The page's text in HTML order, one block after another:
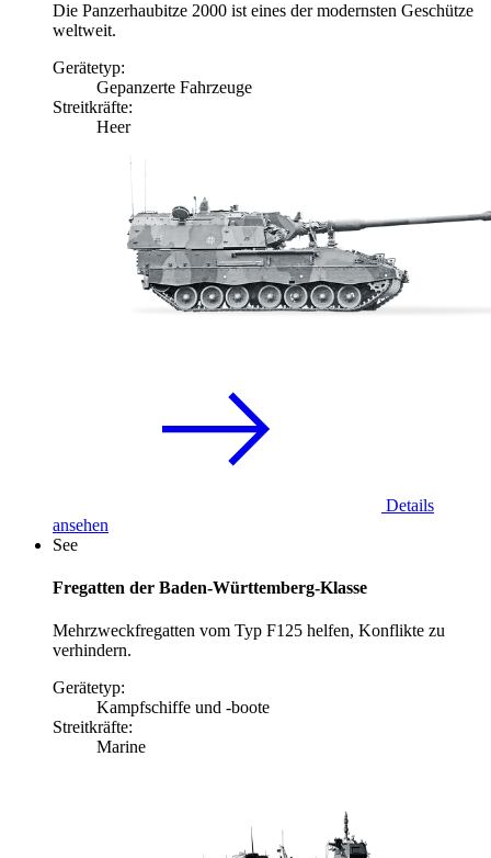
Die Panzerhaubitze 2000 ist eines der modernsten Geschütze
weltweit.
Gerätetyp:
Gepanzerte Fahrzeuge
Streitkräfte:
Heer
Details
ansehen
See
Fregatten der Baden-Württemberg-Klasse
Mehrzweckfregatten vom Typ F125 helfen, Konflikte zu
verhindern.
Gerätetyp:
Kampfschiffe und -boote
Streitkräfte:
Marine